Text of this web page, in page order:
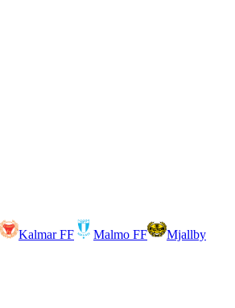
Kalmar FF Malmo FF
Mjallby